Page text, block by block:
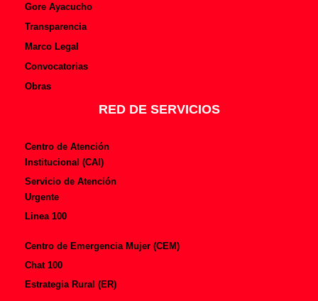
Gore Ayacucho
Transparencia
Marco Legal
Convocatorias
Obras
RED DE SERVICIOS
Centro de Atención
Institucional (CAI)
Servicio de Atención
Urgente
Linea 100
Centro de Emergencia Mujer (CEM)
Chat 100
Estrategia Rural (ER)